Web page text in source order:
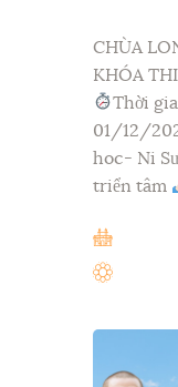
CHÙA
KHÓA
Thời
01/12/
hoc- Ni
triển tâm